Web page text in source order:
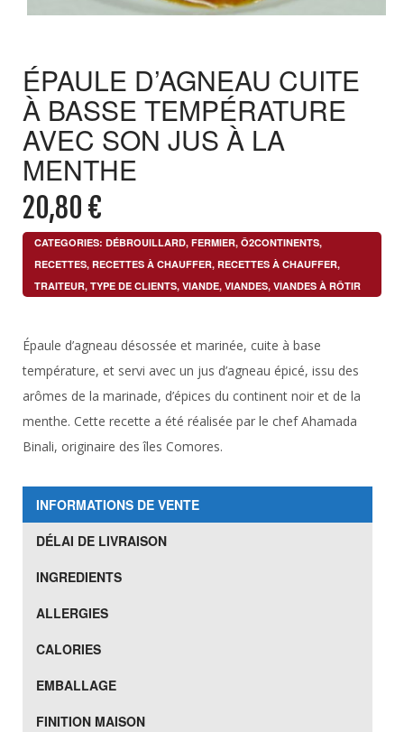
ÉPAULE D’AGNEAU CUITE
À BASSE TEMPÉRATURE
AVEC SON JUS À LA
MENTHE
20,80 €
CATEGORIES: DÉBROUILLARD, FERMIER, Ô2CONTINENTS,
RECETTES, RECETTES À CHAUFFER, RECETTES À CHAUFFER,
TRAITEUR, TYPE DE CLIENTS, VIANDE, VIANDES, VIANDES À RÔTIR
Épaule d’agneau désossée et marinée, cuite à base
température, et servi avec un jus d’agneau épicé, issu des
arômes de la marinade, d’épices du continent noir et de la
menthe. Cette recette a été réalisée par le chef Ahamada
Binali, originaire des îles Comores.
INFORMATIONS DE VENTE
DÉLAI DE LIVRAISON
INGREDIENTS
ALLERGIES
CALORIES
EMBALLAGE
FINITION MAISON